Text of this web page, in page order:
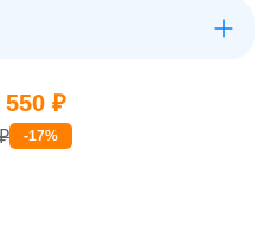
550 ₽
-17%